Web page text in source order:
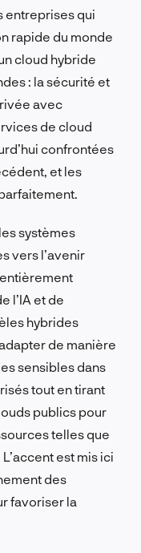
entreprises qui
rapide du monde
cloud hybride
: la sécurité et
avec
de cloud
confrontées
et les
systèmes
vers l’avenir
l’IA et de
hybrides
de manière
sensibles dans
tout en tirant
publics pour
telles que
est mis ici
des
favoriser la